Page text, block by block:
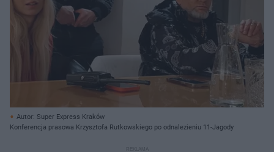
Autor: Super Express Kraków
Konferencja prasowa Krzysztofa Rutkowskiego po odnalezieniu 11-Jagody